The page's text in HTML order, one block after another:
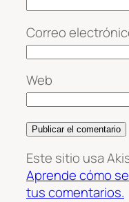
Correo
Web
Este sitio usa
Aprende cómo
tus comentarios.